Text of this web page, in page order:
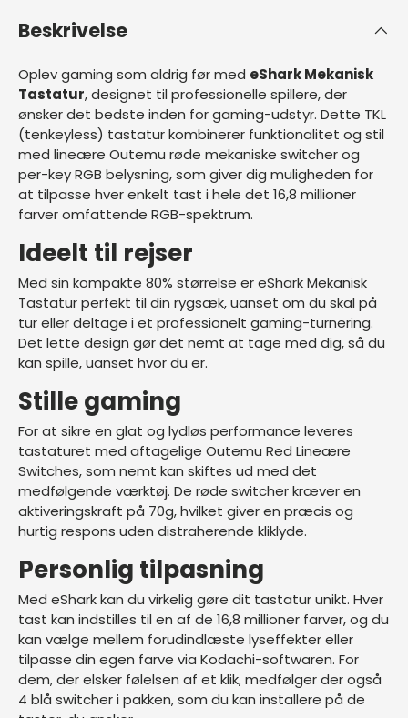
Beskrivelse
Oplev gaming som aldrig før med eShark Mekanisk
Tastatur, designet til professionelle spillere, der
ønsker det bedste inden for gaming-udstyr. Dette TKL
(tenkeyless) tastatur kombinerer funktionalitet og stil
med lineære Outemu røde mekaniske switcher og
per-key RGB belysning, som giver dig muligheden for
at tilpasse hver enkelt tast i hele det 16,8 millioner
farver omfattende RGB-spektrum.
Ideelt til rejser
Med sin kompakte 80% størrelse er eShark Mekanisk
Tastatur perfekt til din rygsæk, uanset om du skal på
tur eller deltage i et professionelt gaming-turnering.
Det lette design gør det nemt at tage med dig, så du
kan spille, uanset hvor du er.
Stille gaming
For at sikre en glat og lydløs performance leveres
tastaturet med aftagelige Outemu Red Lineære
Switches, som nemt kan skiftes ud med det
medfølgende værktøj. De røde switcher kræver en
aktiveringskraft på 70g, hvilket giver en præcis og
hurtig respons uden distraherende kliklyde.
Personlig tilpasning
Med eShark kan du virkelig gøre dit tastatur unikt. Hver
tast kan indstilles til en af de 16,8 millioner farver, og du
kan vælge mellem forudindlæste lyseffekter eller
tilpasse din egen farve via Kodachi-softwaren. For
dem, der elsker følelsen af et klik, medfølger der også
4 blå switcher i pakken, som du kan installere på de